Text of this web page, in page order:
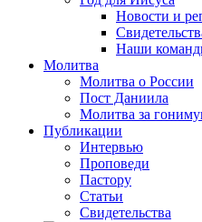
Новости и
Наши
Молитва
Молитва о России
Пост Даниила
Молитва за
Публикации
Интервью
Проповеди
Пастору
Статьи
Свидетельства